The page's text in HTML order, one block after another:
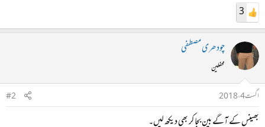
3
چودھری مصطفی
محفلین
اگست 4، 2018
#2
بھینس کے آگے بین بجا کر بھی دیکھ لیں۔